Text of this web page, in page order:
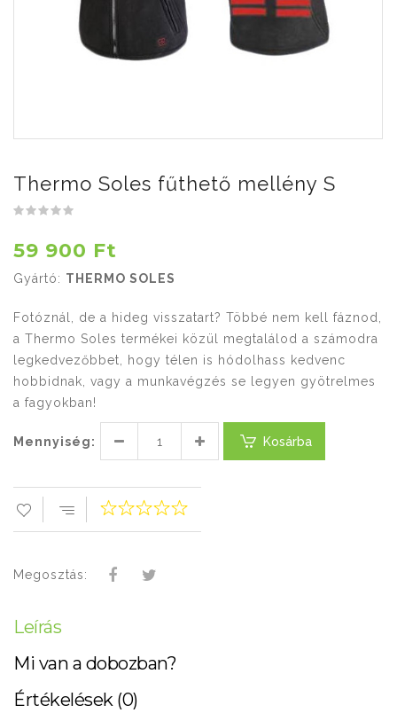
Thermo Soles fűthető mellény S
59 900 Ft
Gyártó: THERMO SOLES
Fotóznál, de a hideg visszatart? Többé nem kell fáznod,
a Thermo Soles termékei közül megtalálod a számodra
legkedvezőbbet, hogy télen is hódolhass kedvenc
hobbidnak, vagy a munkavégzés se legyen gyötrelmes
a fagyokban!
Mennyiség: Kosárba
Megosztás:
Leírás
Mi van a dobozban?
Értékelések (0)